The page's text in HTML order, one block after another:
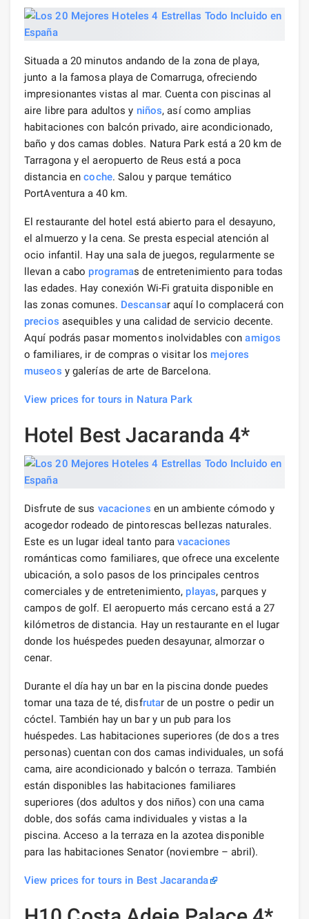
Situada a 20 minutos andando de la zona de playa,
junto a la famosa playa de Comarruga, ofreciendo
impresionantes vistas al mar. Cuenta con piscinas al
aire libre para adultos y niños, así como amplias
habitaciones con balcón privado, aire acondicionado,
baño y dos camas dobles. Natura Park está a 20 km de
Tarragona y el aeropuerto de Reus está a poca
distancia encoche. Salou y parque temático
PortAventura a 40 km.
El restaurante del hotel está abierto para el desayuno,
el almuerzo y la cena. Se presta especial atención al
ocio infantil. Hay una sala de juegos, regularmente se
llevan a cabo programas de entretenimiento para todas
las edades. Hay conexión Wi-Fi gratuita disponible en
las zonas comunes. Descansar aquí lo complacerá con
precios asequibles y una calidad de servicio decente.
Aquí podrás pasar momentos inolvidables conamigos
o familiares, ir de compras o visitar los mejores
museos y galerías de arte de Barcelona.
View prices for tours in Natura Park
Hotel Best Jacaranda 4*
Disfrute de sus vacaciones en un ambiente cómodo y
acogedor rodeado de pintorescas bellezas naturales.
Este es un lugar ideal tanto paravacaciones
románticas como familiares, que ofrece una excelente
ubicación, a solo pasos de los principales centros
comerciales y de entretenimiento, playas, parques y
campos de golf. El aeropuerto más cercano está a 27
kilómetros de distancia. Hay un restaurante en el lugar
donde los huéspedes pueden desayunar, almorzar o
cenar.
Durante el día hay un bar en la piscina donde puedes
tomar una taza de té, disfrutar de un postre o pedir un
cóctel. También hay un bar y un pub para los
huéspedes. Las habitaciones superiores (de dos a tres
personas) cuentan con dos camas individuales, un sofá
cama, aire acondicionado y balcón o terraza. También
están disponibles las habitaciones familiares
superiores (dos adultos y dos niños) con una cama
doble, dos sofás cama individuales y vistas a la
piscina. Acceso a la terraza en la azotea disponible
para las habitaciones Senator (noviembre – abril).
View prices for tours in Best Jacaranda